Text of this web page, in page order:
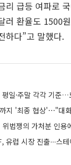
리 급등 여파로
러 환율도 1500
하다”고 말했다.
지 '최종 협상'⋯"대
럽 시장 진출∙∙∙스